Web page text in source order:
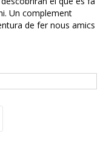
Un complement
de fer nous amics